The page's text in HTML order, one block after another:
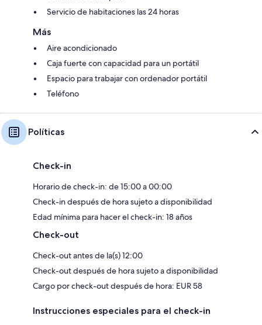
Servicio de habitaciones las 24 horas
Más
Aire acondicionado
Caja fuerte con capacidad para un portátil
Espacio para trabajar con ordenador portátil
Teléfono
Políticas
Check-in
Horario de check-in: de 15:00 a 00:00
Check-in después de hora sujeto a disponibilidad
Edad mínima para hacer el check-in: 18 años
Check-out
Check-out antes de la(s) 12:00
Check-out después de hora sujeto a disponibilidad
Cargo por check-out después de hora: EUR 58
Instrucciones especiales para el check-in